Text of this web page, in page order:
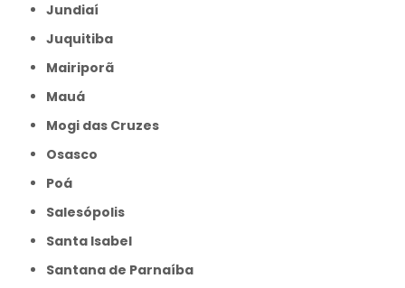
Jundiaí
Juquitiba
Mairiporã
Mauá
Mogi das Cruzes
Osasco
Poá
Salesópolis
Santa Isabel
Santana de Parnaíba